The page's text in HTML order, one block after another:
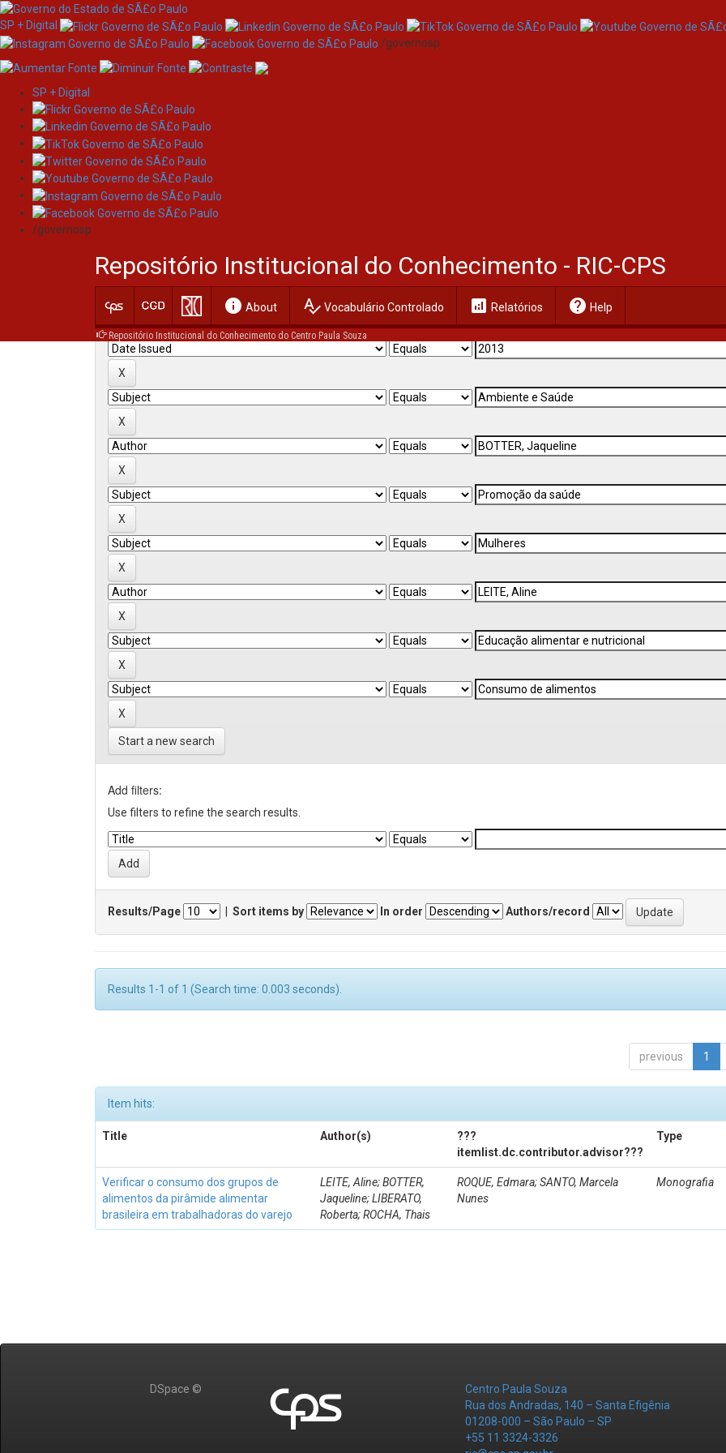
Skip
navigation
SP + Digital
/governosp
SP + Digital
/governosp
Repositório Institucional do Conhecimento - RIC-CPS
info About spellcheck Vocabulário Controlado analytics Relatórios help Help
Repositório Institucional do Conhecimento do Centro Paula Souza
Search
Current filters:
Start a new search
Add filters:
Use filters to refine the search results.
Results/Page Sort items by In order Authors/record
Results 1-1 of 1 (Search time: 0.003 seconds).
previous 1
Item hits:
Title Author(s)
???
itemlist.dc.contributor.advisor???
Type
Verificar o consumo dos grupos de
alimentos da pirâmide alimentar
brasileira em trabalhadoras do varejo
LEITE, Aline; BOTTER,
Jaqueline; LIBERATO,
Roberta; ROCHA, Thais
ROQUE, Edmara; SANTO, Marcela
Nunes
Monografia
DSpace ©
Centro Paula Souza
Rua dos Andradas, 140 – Santa Efigênia
01208-000 – São Paulo – SP
+55 11 3324-3326